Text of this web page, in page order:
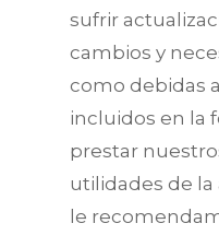
sufrir
cambios y
como debidas
incluidos en la
prestar
utilidades de la
le